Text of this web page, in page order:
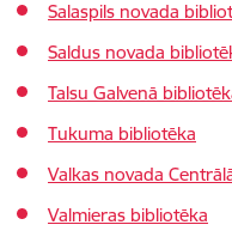
Salaspils novada
Saldus novada
Talsu Galvenā
Tukuma bibliotēka
Valkas novada
Valmieras bibliotēka